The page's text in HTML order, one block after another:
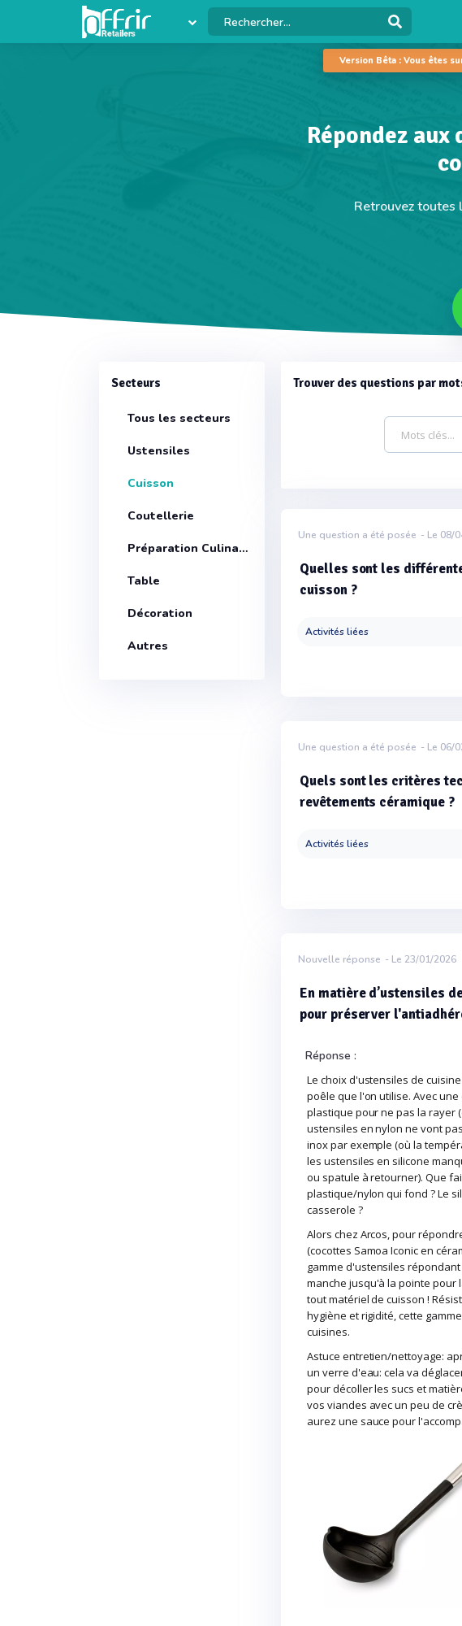
Version Bêta : Vous êtes
Répondez
Retrouvez toutes
Secteurs
Tous les secteurs
Ustensiles
Cuisson
Coutellerie
Préparation Culinaire
Table
Décoration
Autres
Trouver des questions par
Une question a été posée - Le 08/
Quelles sont les
cuisson ?
Activités liées
Une question a été posée - Le 06/
Quels sont les critères
revêtements céramique ?
Activités liées
Nouvelle réponse - Le 23/01/2026
En matière d’ustensiles
pour préserver
Réponse :
Le choix d'ustensiles de
poêle que l'on utilise. Avec
plastique pour ne pas la rayer
ustensiles en nylon ne vont
inox par exemple (où la
les ustensiles en silicone
ou spatule à retourner). Que
plastique/nylon qui fond ? Le
casserole ?
Alors chez Arcos, pour
(cocottes Samoa Iconic en
gamme d'ustensiles
manche jusqu'à la pointe pour
tout matériel de cuisson !
hygiène et rigidité, cette
cuisines.
Astuce entretien/nettoyage:
un verre d'eau: cela va
pour décoller les sucs et
vos viandes avec un peu de
aurez une sauce pour